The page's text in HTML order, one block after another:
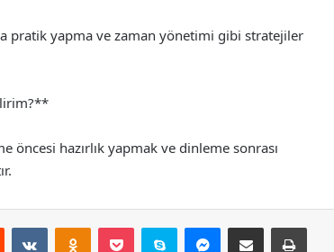
pratik yapma ve zaman yönetimi gibi stratejiler
öncesi hazırlık yapmak ve dinleme sonrası
Reddit VKontakteOdnoklassniki
Pocket Skype Messenger
E-Posta ile paylaş Yazdır